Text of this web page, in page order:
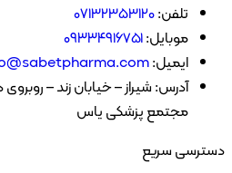
تلفن:07132353120
موبایل:۰۹۳۳۴۹۱۶۷۵۱
ایمیل:info@sabetpharma.com
آدرس:
مجتمع پزشکی یاس
سریع